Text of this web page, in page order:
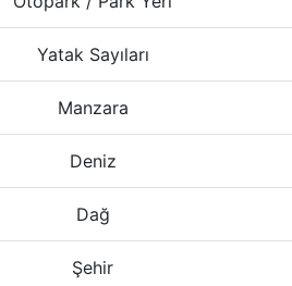
Yatak Sayıları
Manzara
Deniz
Dağ
Şehir